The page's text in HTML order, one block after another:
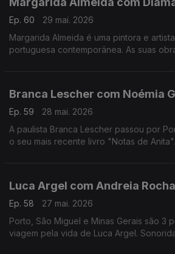
Ep. 60
29 mai. 2026
Margarida Almeida é uma pintora e
portuguesa contemporânea. As suas
Branca Lescher com Noémia
Ep. 59
28 mai. 2026
A paulista Branca Lescher passou por
o seu mais recente livro "Notas de
Luca Argel com Andreia Rocha
Ep. 58
27 mai. 2026
Porto, São Miguel e Minas Gerais são 3
viagem pela vida de Luca Argel.